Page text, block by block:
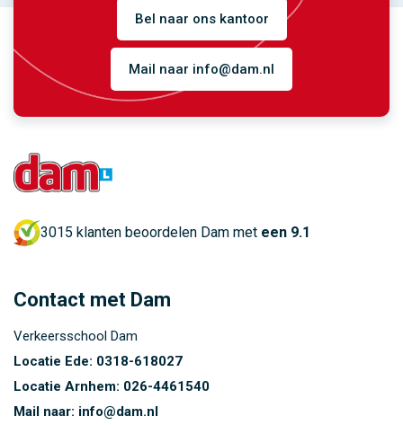
Bel naar ons kantoor
Mail naar info@dam.nl
3015 klanten beoordelen Dam met een 9.1
Contact met Dam
Verkeersschool Dam
Locatie Ede: 0318-618027
Locatie Arnhem: 026-4461540
Mail naar: info@dam.nl